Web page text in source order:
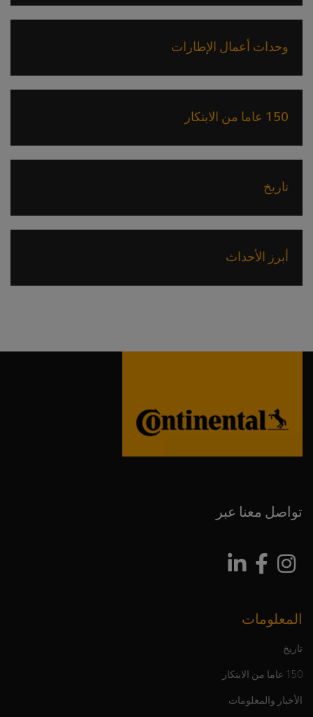
وحدات أعمال الإطارات
150 عاما من الابتكار
تاريخ
أبرز الأحداث
تواصل معنا عبر
المعلومات
تاريخ
150 عاما من الابتكار
الأخبار والمعلومات